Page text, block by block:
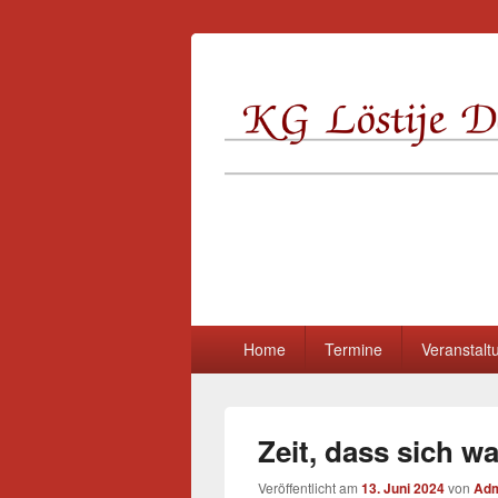
KG Löstije
Home Termine
Zeit, dass sich
Veröffentlicht am 13. Juni 2024von